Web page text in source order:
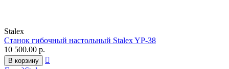
Stalex
Станок гибочный настольный Stalex YP-38
10 500.00 р.
В корзину
